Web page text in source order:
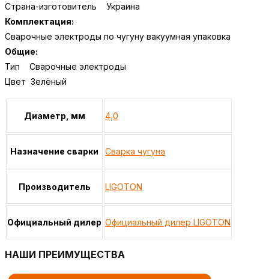
Страна-изготовитель Украина
Комплектация:
Сварочные электроды по чугуну вакуумная упаковка
Общие:
Тип Сварочные электроды
Цвет Зелёный
Диаметр, мм 4,0
Назначение сварки Сварка чугуна
Производитель LIGOTON
Официальный дилер Официальный дилер LIGOTON
НАШИ ПРЕИМУЩЕСТВА